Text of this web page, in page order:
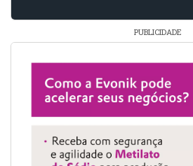
PUBLICIDADE